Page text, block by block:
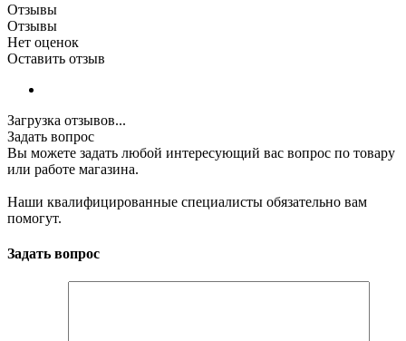
Отзывы
Отзывы
Нет оценок
Оставить отзыв
Загрузка отзывов...
Задать вопрос
Вы можете задать любой интересующий вас вопрос по товару
или работе магазина.
Наши квалифицированные специалисты обязательно вам
помогут.
Задать вопрос